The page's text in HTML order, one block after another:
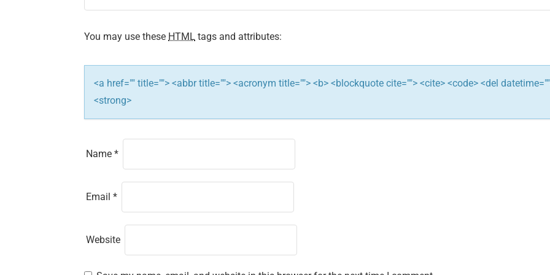
a
t
i
o
n
You may use these HTML tags and attributes:
<a href="" title=""> <abbr title=""> <acronym title=""> <b> <blockquote cite=""> <cite> <code> <del
<strong>
Name *
Email *
Website